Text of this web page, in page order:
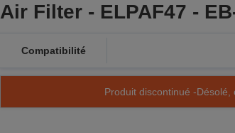
Air Filter - ELPAF47 -
Compatibilité
Produit discontinué -Désolé,